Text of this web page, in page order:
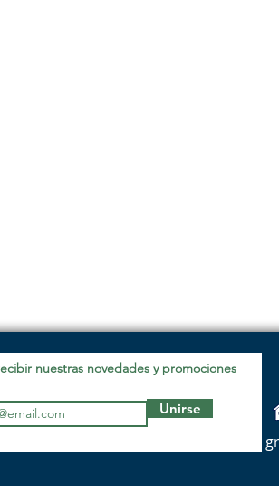
nuestras novedades y promociones
Unirse